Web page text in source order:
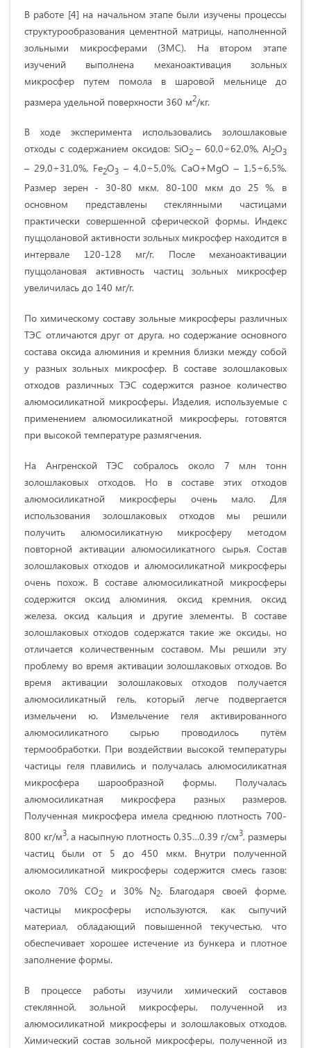
В работе [4] на начальном этапе были изучены процессы
структурообразования цементной матрицы, наполненной
зольными микросферами (ЗМС). На втором этапе
изучений выполнена механоактивация зольных
микросфер путем помола в шаровой мельнице до
размера удельной поверхности 360 м2/кг.
В ходе эксперимента использовались золошлаковые
отходы с содержанием оксидов: SiO2– 60,0÷62,0%, Al2O3
– 29,0÷31,0%, Fe2O3 – 4,0÷5,0%, CaO+MgO – 1,5÷6,5%.
Размер зерен - 30-80 мкм, 80-100 мкм до 25 %, в
основном представлены стеклянными частицами
практически совершенной сферической формы. Индекс
пуццолановой активности зольных микросфер находится в
интервале 120-128 мг/г. После механоактивации
пуццолановая активность частиц зольных микросфер
увеличилась до 140 мг/г.
По химическому составу зольные микросферы различных
ТЭС отличаются друг от друга, но содержание основного
состава оксида алюминия и кремния близки между собой
у разных зольных микросфер. В составе золошлаковых
отходов различных ТЭС содержится разное количество
алюмосиликатной микросферы. Изделия, используемые с
применением алюмосиликатной микросферы, готовятся
при высокой температуре размягчения.
На Ангренской ТЭС собралось около 7 млн тонн
золошлаковых отходов. Но в составе этих отходов
алюмосиликатной микросферы очень мало. Для
использования золошлаковых отходов мы решили
получить алюмосиликатную микросферу методом
повторной активации алюмосиликатного сырья. Состав
золошлаковых отходов и алюмосиликатной микросферы
очень похож. В составе алюмосиликатной микросферы
содержится оксид алюминия, оксид кремния, оксид
железа, оксид кальция и другие элементы. В составе
золошлаковых отходов содержатся такие же оксиды, но
отличается количественным составом. Мы решили эту
проблему во время активации золошлаковых отходов. Во
время активации золошлаковых отходов получается
алюмосиликатный гель, который легче подвергается
измельчени ю. Измельчение геля активированного
алюмосиликатного сырью проводилось путём
термообработки. При воздействии высокой температуры
частицы геля плавились и получалась алюмосиликатная
микросфера шарообразной формы. Получалась
алюмосиликатная микросфера разных размеров.
Полученная микросфера имела среднюю плотность 700-
800 кг/м3, а насыпную плотность 0,35…0,39 г/см3, размеры
частиц были от 5 до 450 мкм. Внутри полученной
алюмосиликатной микросферы содержится смесь газов:
около 70% СО2и 30% N2.
Благодаря своей форме,
частицы микросферы используются, как сыпучий
материал, обладающий повышенной текучестью, что
обеспечивает хорошее истечение из бункера и плотное
заполнение формы.
В процессе работы изучили химический составов
стеклянной, зольной микросферы, полученной из
алюмосиликатной микросферы и золошлаковых отходов.
Химический состав зольной микросферы, полученной из